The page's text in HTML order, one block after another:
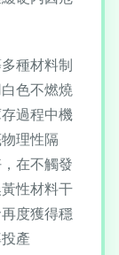
種材料制
色不燃燒
過程中機
理性隔
在不觸發
性材料干
度獲得穩
產